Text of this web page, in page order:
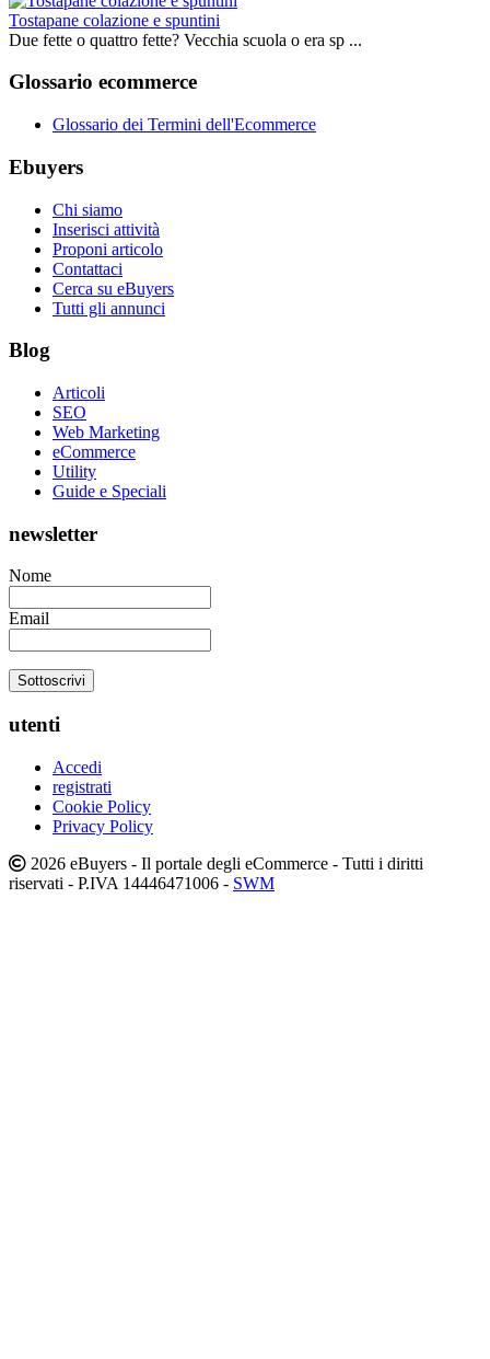
Tostapane colazione e spuntini
Due fette o quattro fette? Vecchia scuola o era sp ...
Glossario ecommerce
Glossario dei Termini dell'Ecommerce
Ebuyers
Chi siamo
Inserisci attività
Proponi articolo
Contattaci
Cerca su eBuyers
Tutti gli annunci
Blog
Articoli
SEO
Web Marketing
eCommerce
Utility
Guide e Speciali
newsletter
Nome
Email
utenti
Accedi
registrati
Cookie Policy
Privacy Policy
2026 eBuyers - Il portale degli eCommerce - Tutti i diritti
riservati - P.IVA 14446471006 - SWM